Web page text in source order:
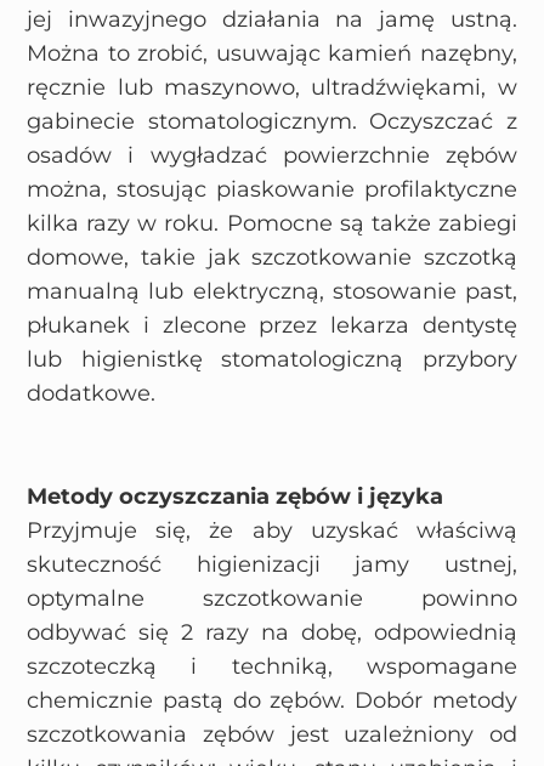
jej inwazyjnego działania na jamę ustną.
Można to zrobić, usuwając kamień nazębny,
ręcznie lub maszynowo, ultradźwiękami, w
gabinecie stomatologicznym. Oczyszczać z
osadów i wygładzać powierzchnie zębów
można, stosując piaskowanie profilaktyczne
kilka razy w roku. Pomocne są także zabiegi
domowe, takie jak szczotkowanie szczotką
manualną lub elektryczną, stosowanie past,
płukanek i zlecone przez lekarza dentystę
lub higienistkę stomatologiczną przybory
dodatkowe.
Metody oczyszczania zębów i języka
Przyjmuje się, że aby uzyskać właściwą
skuteczność higienizacji jamy ustnej,
optymalne szczotkowanie powinno
odbywać się 2 razy na dobę, odpowiednią
szczoteczką i techniką, wspomagane
chemicznie pastą do zębów. Dobór metody
szczotkowania zębów jest uzależniony od